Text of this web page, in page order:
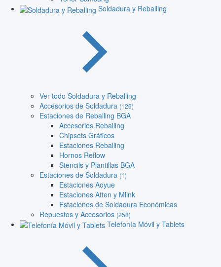
Soldadura y Reballing
Ver todo Soldadura y Reballing
Accesorios de Soldadura (126)
Estaciones de Reballing BGA
Accesorios Reballing
Chipsets Gráficos
Estaciones Reballing
Hornos Reflow
Stencils y Plantillas BGA
Estaciones de Soldadura (1)
Estaciones Aoyue
Estaciones Atten y Mlink
Estaciones de Soldadura Económicas
Repuestos y Accesorios (258)
Telefonía Móvil y Tablets